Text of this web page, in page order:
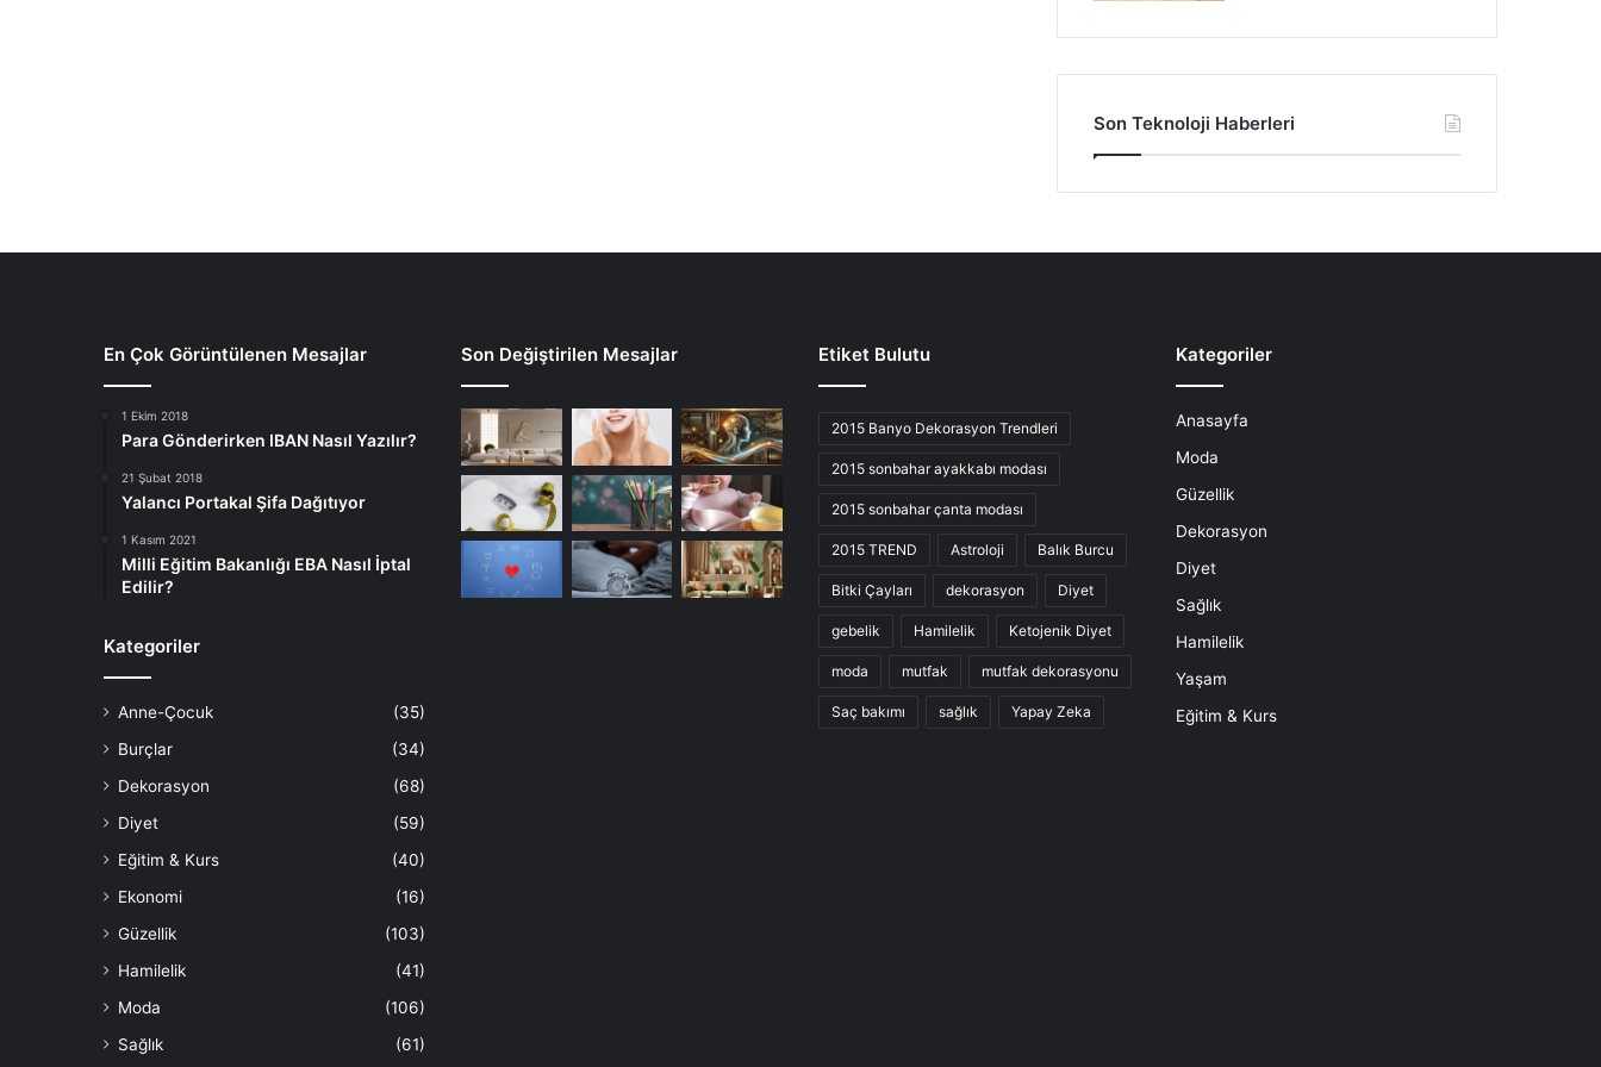
Son Teknoloji Haberleri
En Çok Görüntülenen Mesajlar
1 Ekim 2018
Para Gönderirken IBAN Nasıl Yazılır?
21 Şubat 2018
Yalancı Portakal Şifa Dağıtıyor
1 Kasım 2021
Milli Eğitim Bakanlığı EBA Nasıl İptal
Edilir?
Kategoriler
Anne-Çocuk
(35)
Burçlar
(34)
Dekorasyon
(68)
Diyet
(59)
Eğitim & Kurs
(40)
Ekonomi
(16)
Güzellik
(103)
Hamilelik
(41)
Moda
(106)
Sağlık
(61)
Son Değiştirilen Mesajlar Etiket Bulutu
2015 Banyo Dekorasyon Trendleri
2015 sonbahar ayakkabı modası
2015 sonbahar çanta modası
2015 TREND Astroloji Balık Burcu
Bitki Çayları dekorasyon Diyet
gebelik Hamilelik Ketojenik Diyet
moda mutfak mutfak dekorasyonu
Saç bakımı sağlık Yapay Zeka
Kategoriler
Anasayfa
Moda
Güzellik
Dekorasyon
Diyet
Sağlık
Hamilelik
Yaşam
Eğitim & Kurs